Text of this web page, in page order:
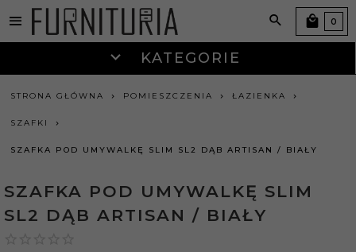
KATEGORIE
0
STRONA GŁÓWNA POMIESZCZENIA ŁAZIENKA
SZAFKI
SZAFKA POD UMYWALKĘ SLIM SL2 DĄB ARTISAN / BIAŁY
SZAFKA POD UMYWALKĘ SLIM
SL2 DĄB ARTISAN / BIAŁY